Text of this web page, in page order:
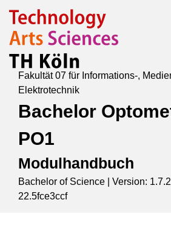
Fakultät 07 für Informations-,
Elektrotechnik
Bachelor
PO1
Modulhandbuch
Bachelor of Science | Version:
22.5fce3ccf